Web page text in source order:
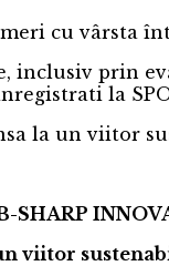
cu vârsta
prin
la
la un viitor
SHARP
viitor